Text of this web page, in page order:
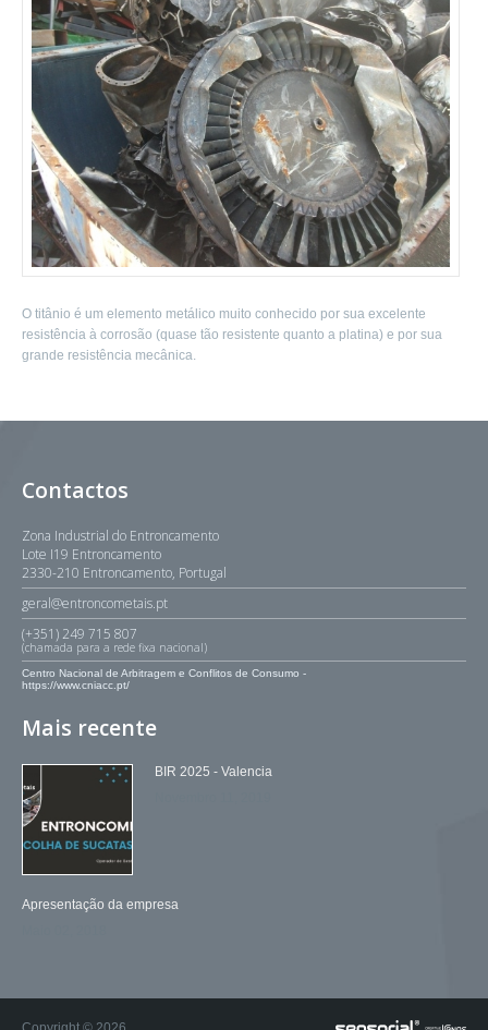
O titânio é um elemento metálico muito conhecido por sua excelente
resistência à corrosão (quase tão resistente quanto a platina) e por sua
grande resistência mecânica.
Contactos
Zona Industrial do Entroncamento
Lote I19 Entroncamento
2330-210 Entroncamento, Portugal
geral@entroncometais.pt
(+351) 249 715 807
(chamada para a rede fixa nacional)
Centro Nacional de Arbitragem e Conflitos de Consumo -
https://www.cniacc.pt/
Mais recente
BIR 2025 - Valencia
Apresentação da empresa